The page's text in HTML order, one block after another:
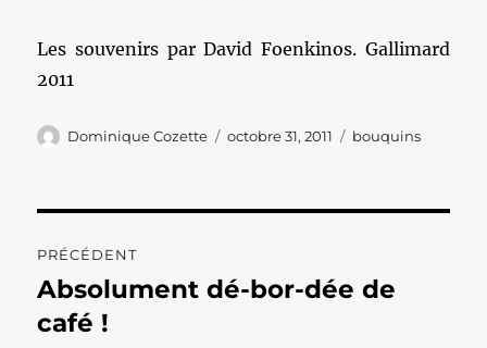
Les souvenirs par David Foenkinos. Gallimard
2011
Auteur
Dominique Cozette
Publié
octobre 31, 2011 Catégories
bouquins
de
l’article
PRÉCÉDENT
Publication
précédente :
Absolument dé-bor-dée de
café !